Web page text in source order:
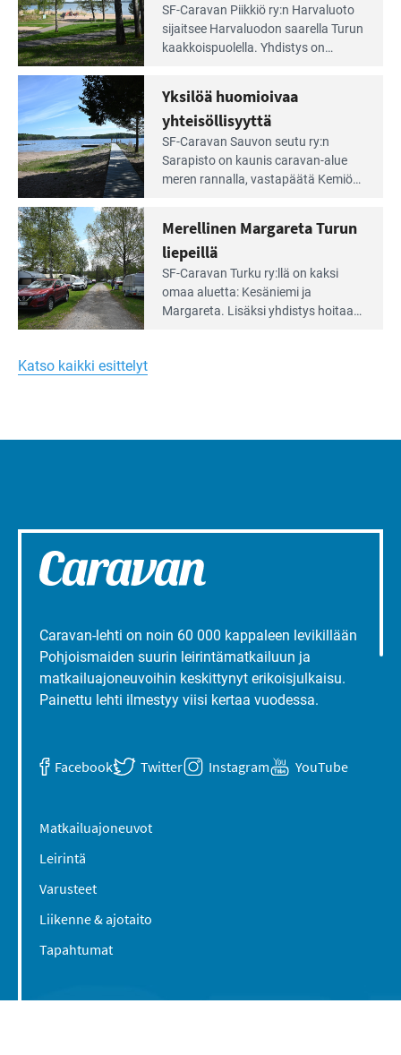
Lue
Leirintäoppaan
artikkeli:
Meren
äärellä
ja
vehreän
virkistysalueen
laidalla
SF-Caravan Piikkiö ry:n Harvaluoto
sijait­see Harvaluodon saarella Turun
kaakkois­puolella. Yhdistys on
virkistysalueesta.
Lue
Leirintäoppaan
artikkeli:
Yksilöä
huomioivaa
yhteisöllisyyttä
Yksilöä huomioivaa
yhteisöllisyyttä
SF-Caravan Sauvon seutu ry:n
Sarapisto on kaunis caravan-alue
meren rannalla, vasta­päätä Kemiön
kymmenen paikkaa ilman sähköä.
Lue
Leirintäoppaan
artikkeli:
Merellinen
Turun
liepeillä
Merellinen Margareta Turun
liepeillä
SF-Caravan Turku ry:llä on kaksi
omaa aluet­ta: Kesäniemi ja
Margareta. Lisäksi yhdis­tys hoitaa
Katso kaikki esittelyt
Caravan-lehti on noin 60 000 kappaleen levikillään
Pohjoismaiden suurin leirintämatkailuun ja
matkailuajoneuvoihin keskittynyt erikoisjulkaisu.
Painettu lehti ilmestyy viisi kertaa vuodessa.
Facebook Twitter Instagram YouTube
Matkailuajoneuvot
Leirintä
Varusteet
Liikenne & ajotaito
Tapahtumat